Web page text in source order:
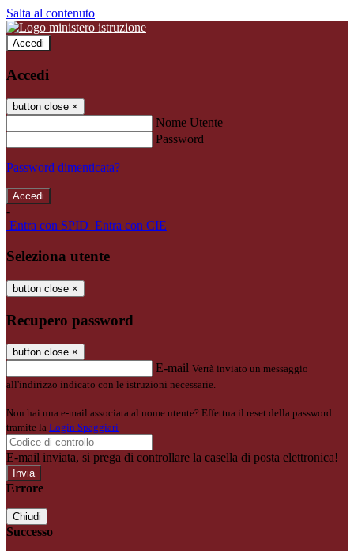
Salta al contenuto
Accedi
Accedi
button close ×
Nome Utente
Password
Password dimenticata?
-
Entra con SPID Entra con CIE
Seleziona utente
button close ×
Recupero password
button close ×
E-mail Verrà inviato un messaggio
all'indirizzo indicato con le istruzioni necessarie.
Non hai una e-mail associata al nome utente? Effettua il reset della password
tramite la Login Spaggiari
E-mail inviata, si prega di controllare la casella di posta elettronica!
Errore
Chiudi
Successo